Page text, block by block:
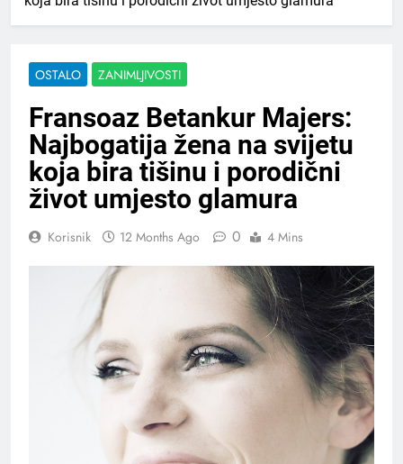
OSTALO ZANIMLJIVOSTI
Fransoaz Betankur Majers:
Najbogatija žena na svijetu
koja bira tišinu i porodični
život umjesto glamura
Korisnik 12 Months Ago 0 4 Mins